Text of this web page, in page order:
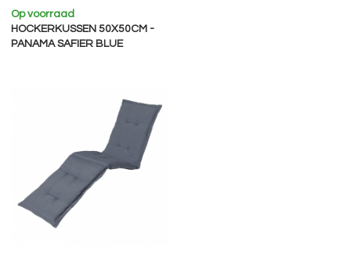
Op voorraad
HOCKERKUSSEN 50X50CM -
PANAMA SAFIER BLUE